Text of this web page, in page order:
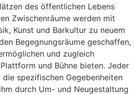
des öffentlichen Lebens
Zwischenräume werden mit
Kunst und Barkultur zu neuem
Begegnungsräume geschaffen,
und zugleich
und Bühne bieten. Jeder
spezifischen Gegebenheiten
durch Um- und Neugestaltung